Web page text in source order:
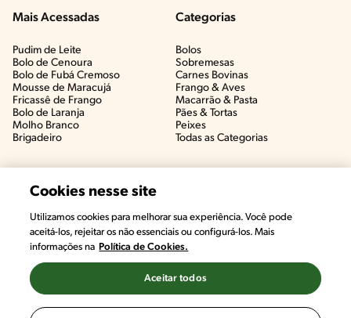
Mais Acessadas
Pudim de Leite
Bolo de Cenoura
Bolo de Fubá Cremoso
Mousse de Maracujá
Fricassê de Frango
Bolo de Laranja
Molho Branco
Brigadeiro
Categorias
Bolos
Sobremesas
Carnes Bovinas​
Frango & Aves​
Macarrão & Pasta​
Pães & Tortas​
Peixes
Todas as Categorias
Cookies nesse site
Utilizamos cookies para melhorar sua experiência. Você pode
aceitá-los, rejeitar os não essenciais ou configurá-los. Mais
informações na Política de Cookies.
Aceitar todos